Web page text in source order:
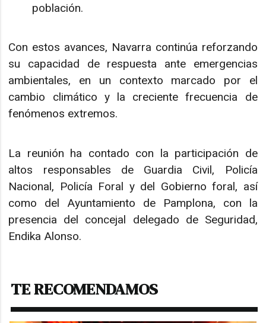
población.
Con estos avances, Navarra continúa reforzando
su capacidad de respuesta ante emergencias
ambientales, en un contexto marcado por el
cambio climático y la creciente frecuencia de
fenómenos extremos.
La reunión ha contado con la participación de
altos responsables de Guardia Civil, Policía
Nacional, Policía Foral y del Gobierno foral, así
como del Ayuntamiento de Pamplona, con la
presencia del concejal delegado de Seguridad,
Endika Alonso.
TE RECOMENDAMOS